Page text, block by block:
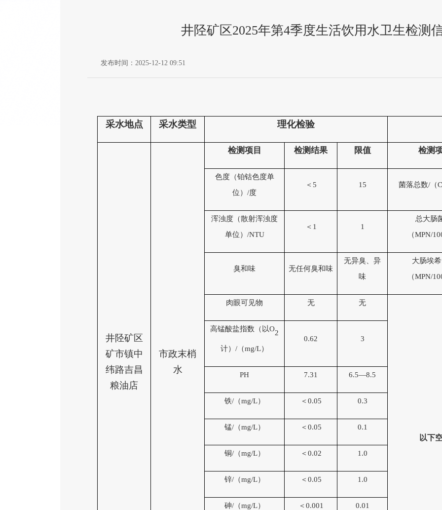
井陉矿区2025年第4季度生活饮用水卫生检测
发布时间：2025-12-12 09:51
采水地点 采水类型 理化检验
井陉矿区
矿市镇中
纬路吉昌
粮油店
市政末梢
水
检测项目 检测结果 限值 检测
色度（铂钴色度单
位） /度
＜ 5 15 菌落总数/（
浑浊度 （散射浑浊度
单位） /NTU
＜ 1 1
总大肠
（MPN/
臭和味 无任何臭和味
无异臭、异
味
大肠埃
（MPN/
肉眼可见物 无 无
以下
高锰酸盐指数（以O2
计） /（mg/L）
0.62 3
PH 7.31 6.5—8.5
铁/（mg/L） ＜0.05 0.3
锰/（mg/L） ＜0.05 0.1
铜/（mg/L） ＜0.02 1.0
锌/（mg/L） ＜0.05 1.0
砷/（mg/L） ＜0.001 0.01